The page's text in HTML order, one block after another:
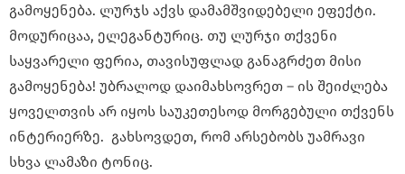
გამოყენება. ლურჯს აქვს დამამშვიდებელი ეფექტი.
მოდურიცაა, ელეგანტურიც. თუ ლურჯი თქვენი
საყვარელი ფერია, თავისუფლად განაგრძეთ მისი
გამოყენება! უბრალოდ დაიმახსოვრეთ – ის შეიძლება
ყოველთვის არ იყოს საუკეთესოდ მორგებული თქვენს
ინტერიერზე. გახსოვდეთ, რომ არსებობს უამრავი
სხვა ლამაზი ტონიც.